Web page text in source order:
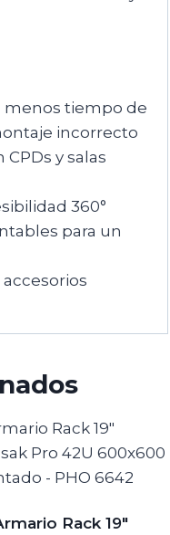
menos tiempo de
incorrecto
y salas
360°
para un
Rack 19″